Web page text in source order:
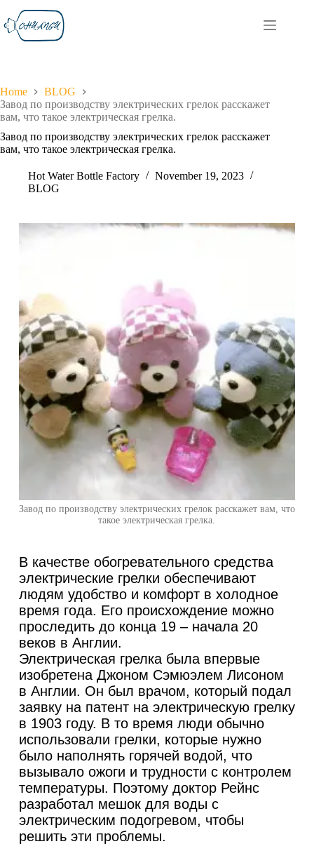
Home
BLOG
Завод по производству электрических грелок расскажет
вам, что такое электрическая грелка.
Завод по производству электрических грелок расскажет
вам, что такое электрическая грелка.
Hot Water Bottle Factory
November 19, 2023
BLOG
Завод по производству электрических грелок расскажет вам, что
такое электрическая грелка.
В качестве обогревательного средства
электрические грелки обеспечивают
людям удобство и комфорт в холодное
время года. Его происхождение можно
проследить до конца 19 – начала 20
веков в Англии.
Электрическая грелка была впервые
изобретена Джоном Сэмюэлем Лисоном
в Англии. Он был врачом, который подал
заявку на патент на электрическую грелку
в 1903 году. В то время люди обычно
использовали грелки, которые нужно
было наполнять горячей водой, что
вызывало ожоги и трудности с контролем
температуры. Поэтому доктор Рейнс
разработал мешок для воды с
электрическим подогревом, чтобы
решить эти проблемы.